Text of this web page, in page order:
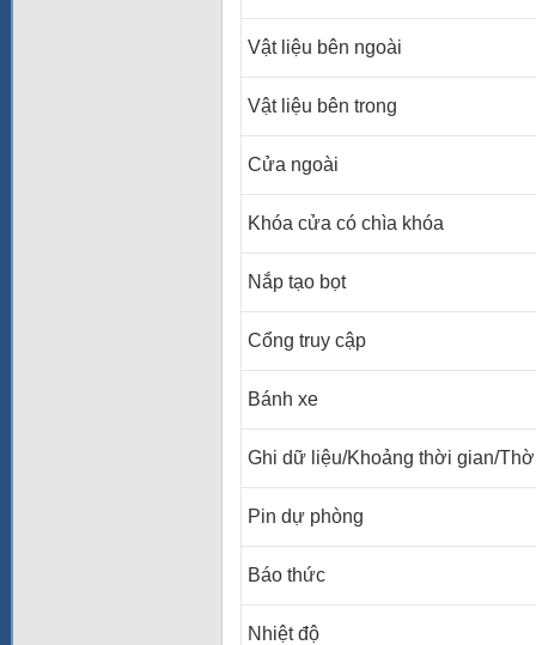
Vật liệu bên ngoài
Vật liệu bên trong
Cửa ngoài
Khóa cửa có chìa khóa
Nắp tạo bọt
Cổng truy cập
Bánh xe
Ghi dữ liệu/Khoảng thời gian/
Pin dự phòng
Báo thức
Nhiệt độ